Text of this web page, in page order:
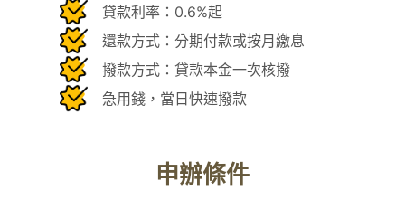
貸款利率：0.6%起
還款方式：分期付款或按月繳息
撥款方式：貸款本金一次核撥
急用錢，當日快速撥款
申辦條件